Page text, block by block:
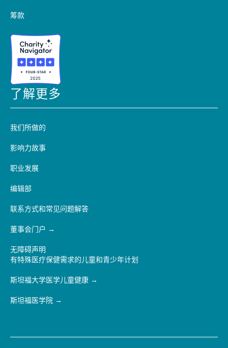
筹款
了解更多
我们所做的
影响力故事
职业发展
编辑部
联系方式和常见问题解答
董事会门户
无障碍声明
有特殊医疗保健需求的儿童和青少年计划
斯坦福大学医学儿童健康
斯坦福医学院